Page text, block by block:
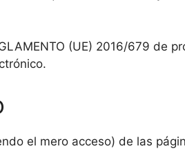
(UE) 2016/679 de
el mero acceso) de las